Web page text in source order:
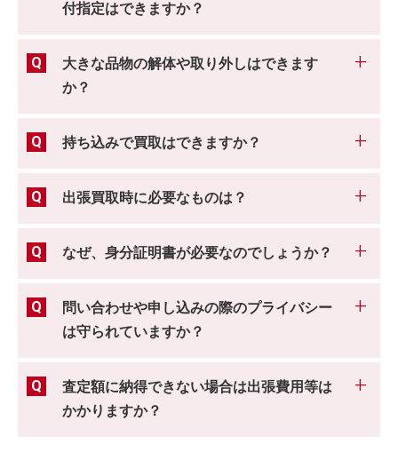
付指定はできますか？
大きな品物の解体や取り外しはできます
か？
持ち込みで買取はできますか？
出張買取時に必要なものは？
なぜ、身分証明書が必要なのでしょうか？
問い合わせや申し込みの際のプライバシー
は守られていますか？
査定額に納得できない場合は出張費用等は
かかりますか？